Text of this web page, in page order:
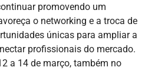
promovendo um
o networking e a troca de
únicas para ampliar a
profissionais do mercado.
a 14 de março, também no